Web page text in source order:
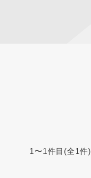
1〜1件目 (全1件)